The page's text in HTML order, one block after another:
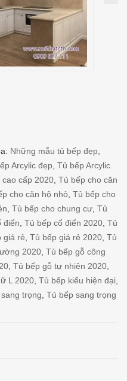
Những mẫu tủ bếp đẹp
Arcylic đẹp Tủ bếp Arcylic
cao cấp 2020 Tủ bếp cho căn
cho căn hộ nhỏ Tủ bếp cho
Tủ bếp cho chung cư Tủ
điển Tủ bếp cổ điển 2020 Tủ
giá rẻ Tủ bếp giá rẻ 2020 Tủ
2020 Tủ bếp gỗ công
Tủ bếp gỗ tự nhiên 2020
L 2020 Tủ bếp kiểu hiện đại
trọng Tủ bếp sang trọng